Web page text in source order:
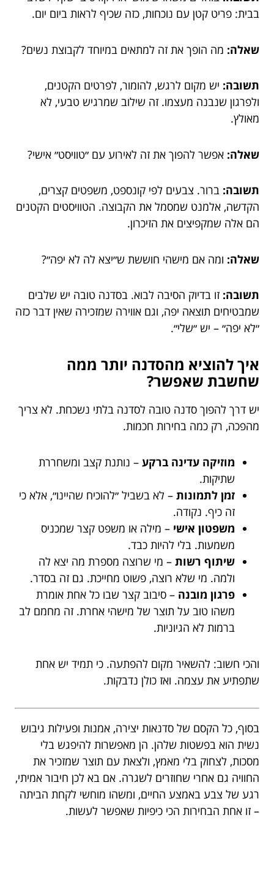
בבית: פריט קטן עם נוכחות, כזה שכיף לראות ביום יום.
שאלה: מה הופך את זה למתאים במיוחד לקבוצת נשים?
תשובה: יש מקום לרגש, להומור, לפרטים הקטנים,
ולפרגון שנבנה מעצמו. זה שילוב שמרגיש טבעי, לא
מאולץ.
שאלה: אפשר להפוך את זה לאירוע עם ״טוויסט״ אישי?
תשובה: ברור. צבעים לפי קונספט, משפטים קצרים,
הקדשה, אלמנט שמסמל את הקבוצה. הטוויסטים הקטנים
הם אלה שמקפיצים את הזיכרון.
שאלה: ומה אם מישהי חוששת ש״יצא לה לא יפה״?
תשובה: זו בדיוק הסיבה לבוא. בסדנה טובה יש שלבים
שמבטיחים תוצאה יפה, וגם אווירה שמזכירה שאין דבר כזה
״לא יפה״ – יש ״שלי״.
איך להוציא מהסדנה יותר ממה
שחשבת שאפשר?
יש דרך להפוך סדנה טובה לסדנה בלתי נשכחת. לא צריך
מהפכה, רק כמה בחירות חכמות.
מוזיקה עדינה ברקע – נותנת קצב ומשחררת
שתיקות.
זמן לתמונות – לא בשביל ״להוכיח שהיינו״, אלא כי
זה כיף. נקודה.
משפטון אישי – מילה או משפט קצר שמכניס
משמעות. בלי להיות כבד.
שיתוף רשות – מי שרוצה מספרת מה יצא לה
ולמה. מי שלא רוצה, פשוט מחייכת. גם זה בסדר.
פרגון מובנה – סיבוב קצר שבו כל אחת אומרת
משהו טוב על תוצר של מישהי אחרת. זה מחמם לב
ברמות לא הגיוניות.
והכי חשוב: להשאיר מקום להפתעה. כי תמיד יש אחת
שתפתיע את עצמה. ואז כולן נדבקות.
בסוף, כל הקסם של סדנאות יצירה, אמנות ופעילות גיבוש
נשית הוא בפשטות שלהן. הן מאפשרות להיפגש בלי
מסכות, לצחוק בלי מאמץ, ולצאת עם תוצר שמזכיר את
החוויה גם אחרי שחוזרים לשגרה. אם בא לכן חיבור אמיתי,
רגע של צבע באמצע החיים, ומשהו מוחשי לקחת הביתה
– זו אחת הבחירות הכי כיפיות שאפשר לעשות.